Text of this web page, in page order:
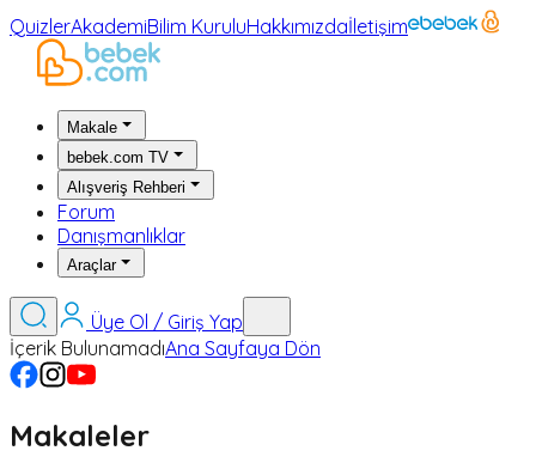
QuizlerAkademiBilim KuruluHakkımızdaİletişim
Makale
bebek.com TV
Alışveriş Rehberi
Forum
Danışmanlıklar
Araçlar
Üye Ol / Giriş Yap
İçerik BulunamadıAna Sayfaya Dön
Makaleler